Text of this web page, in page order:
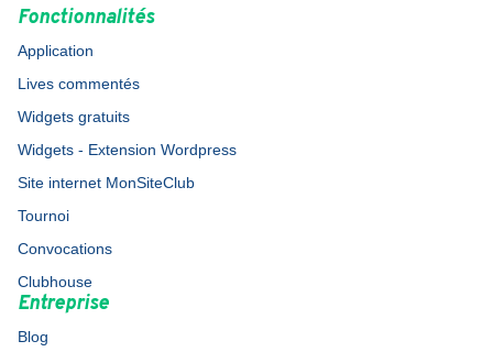
Fonctionnalités
Application
Lives commentés
Widgets gratuits
Widgets - Extension Wordpress
Site internet MonSiteClub
Tournoi
Convocations
Clubhouse
Entreprise
Blog